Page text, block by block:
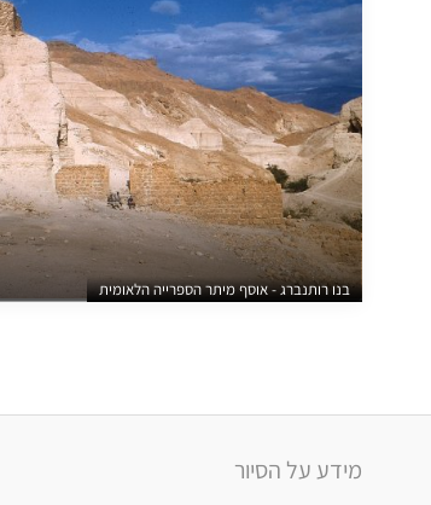
בנו רותנברג - אוסף מיתר הספרייה הלאומית
מידע על הסיור